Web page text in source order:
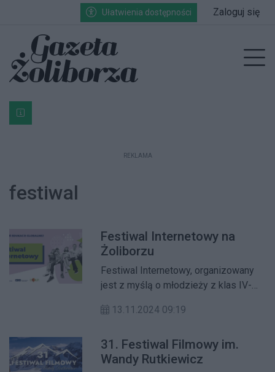
Przejdź do głównych treści
Przejdź do wyszukiwarki
Przejdź do głównego menuUłatwienia dostępności Zaloguj się
Bardzo ważna informacja dla podatników posiadających
REKLAMA
festiwal
Festiwal Internetowy na
Żoliborzu
Festiwal Internetowy, organizowany
jest z myślą o młodzieży z klas IV-
ponadpodstawowych.
13.11.2024 09:19
31. Festiwal Filmowy im.
Wandy Rutkiewicz